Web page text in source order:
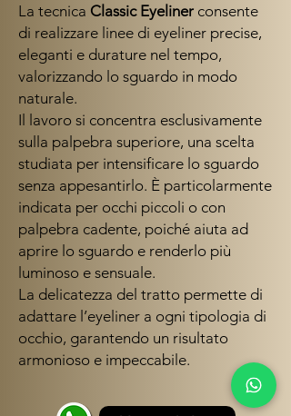
La tecnica Classic Eyeliner consente
di realizzare linee di eyeliner precise,
eleganti e durature nel tempo,
valorizzando lo sguardo in modo
naturale.
Il lavoro si concentra esclusivamente
sulla palpebra superiore, una scelta
studiata per intensificare lo sguardo
senza appesantirlo. È particolarmente
indicata per occhi piccoli o con
palpebra cadente, poiché aiuta ad
aprire lo sguardo e renderlo più
luminoso e sensuale.
La delicatezza del tratto permette di
adattare l’eyeliner a ogni tipologia di
occhio, garantendo un risultato
armonioso e impeccabile.